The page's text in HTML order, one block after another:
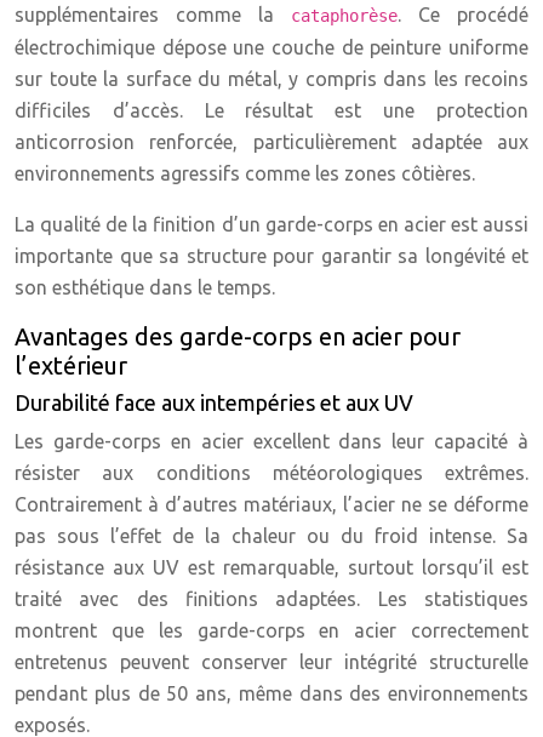
supplémentaires comme la
cataphorèse. Ce procédé
électrochimique dépose une couche de peinture uniforme
sur toute la surface du métal, y compris dans les recoins
difficiles d’accès. Le résultat est une protection
anticorrosion renforcée, particulièrement adaptée aux
environnements agressifs comme les zones côtières.
La qualité de la finition d’un garde-corps en acier est aussi
importante que sa structure pour garantir sa longévité et
son esthétique dans le temps.
Avantages des garde-corps en acier pour
l’extérieur
Durabilité face aux intempéries et aux UV
Les garde-corps en acier excellent dans leur capacité à
résister aux conditions météorologiques extrêmes.
Contrairement à d’autres matériaux, l’acier ne se déforme
pas sous l’effet de la chaleur ou du froid intense. Sa
résistance aux UV est remarquable, surtout lorsqu’il est
traité avec des finitions adaptées. Les statistiques
montrent que les garde-corps en acier correctement
entretenus peuvent conserver leur intégrité structurelle
pendant plus de 50 ans, même dans des environnements
exposés.